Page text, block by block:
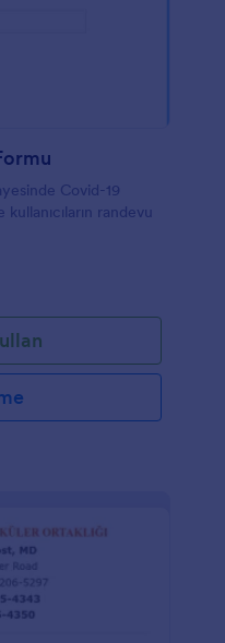
Covid-19
randevu